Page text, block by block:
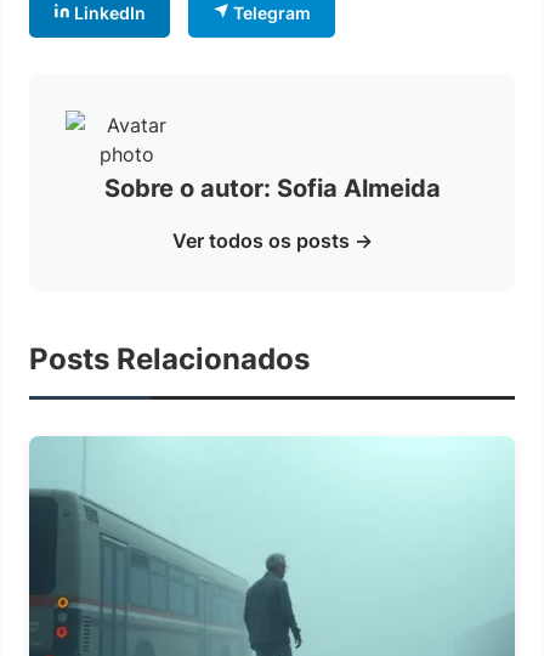
LinkedIn Telegram
Sobre o autor: Sofia Almeida
Ver todos os posts →
Posts Relacionados